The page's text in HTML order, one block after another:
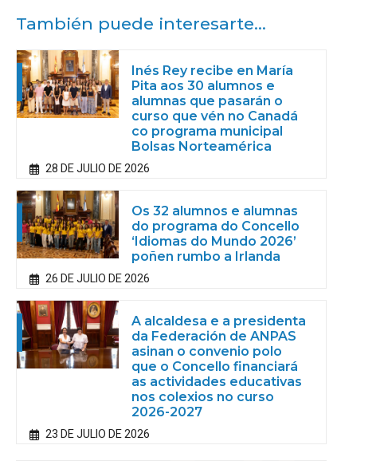
También puede interesarte...
Inés Rey recibe en María
Pita aos 30 alumnos e
alumnas que pasarán o
curso que vén no Canadá
co programa municipal
Bolsas Norteamérica
28 DE JULIO DE 2026
Os 32 alumnos e alumnas
do programa do Concello
‘Idiomas do Mundo 2026’
poñen rumbo a Irlanda
26 DE JULIO DE 2026
A alcaldesa e a presidenta
da Federación de ANPAS
asinan o convenio polo
que o Concello financiará
as actividades educativas
nos colexios no curso
2026-2027
23 DE JULIO DE 2026